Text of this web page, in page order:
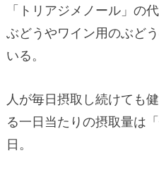
「トリアジメノール」の
ぶどうやワイン用のぶど
いる。
人が毎日摂取し続けても
る一日当たりの摂取量は
日。